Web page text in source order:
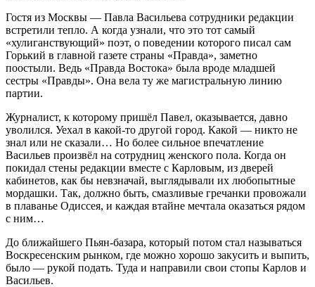
Гостя из Москвы — Павла Васильева сотрудники редакции
встретили тепло. А когда узнали, что это тот самый
«хулиганствующий» поэт, о поведении которого писал сам
Горький в главной газете страны «Правда», заметно
поостыли. Ведь «Правда Востока» была вроде младшей
сестры «Правды». Она вела ту же магистральную линию
партии.
Журналист, к которому пришёл Павел, оказывается, давно
уволился. Уехал в какой-то другой город. Какой — никто не
знал или не сказали… Но более сильное впечатление
Васильев произвёл на сотрудниц женского пола. Когда он
покидал стены редакции вместе с Карловым, из дверей
кабинетов, как бы невзначай, выглядывали их любопытные
мордашки. Так, должно быть, смазливые гречанки провожали
в плаванье Одиссея, и каждая втайне мечтала оказаться рядом
с ним…
До ближайшего Пьян-базара, который потом стал называться
Воскресенским рынком, где можно хорошо закусить и выпить,
было — рукой подать. Туда и направили свои стопы Карлов и
Васильев.